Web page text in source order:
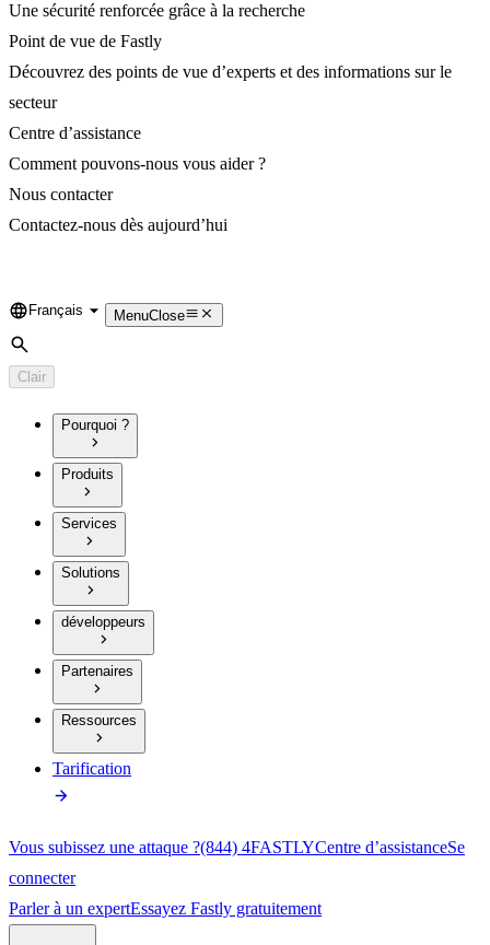
Une sécurité renforcée grâce à la recherche
Point de vue de Fastly
Découvrez des points de vue d’experts et des informations sur le
secteur
Centre d’assistance
Comment pouvons-nous vous aider ?
Nous contacter
Contactez-nous dès aujourd’hui
Language
Français MenuClose
Rechercher
Clair
Pourquoi ?
Produits
Services
Solutions
développeurs
Partenaires
Ressources
Tarification
Vous subissez une attaque ?(844) 4FASTLYCentre d’assistanceSe
connecter
Parler à un expertEssayez Fastly gratuitement